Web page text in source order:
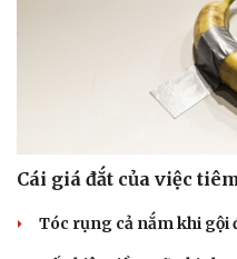
Cái giá đắt của việc
Tóc rụng cả nắm khi gội